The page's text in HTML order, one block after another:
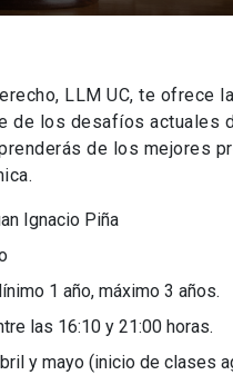
LLM UC, te ofrece
de los desafíos actuales
de los mejores
Ignacio Piña
1 año, máximo 3 años.
las 16:10 y 21:00 horas.
y mayo (inicio de clases